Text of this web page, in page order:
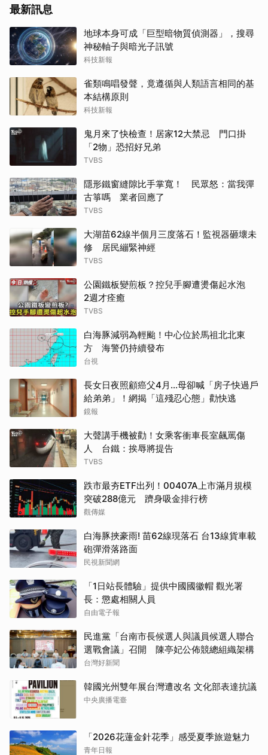
最新訊息
地球本身可成「巨型暗物質偵測器」，搜尋
神秘軸子與暗光子訊號
科技新報
雀類鳴唱發聲，竟遵循與人類語言相同的基
本結構原則
科技新報
鬼月來了快檢查！居家12大禁忌 門口掛
「2物」恐招好兄弟
TVBS
隱形鐵窗縫隙比手掌寬！ 民眾怒：當我彈
古箏嗎 業者回應了
TVBS
大湖苗62線半個月三度落石！監視器砸壞未
修 居民繃緊神經
TVBS
公園鐵板變煎板？控兒手腳遭燙傷起水泡
2週才痊癒
TVBS
白海豚減弱為輕颱！中心位於馬祖北北東
方 海警仍持續發布
台視
長女日夜照顧癌父4月…母卻喊「房子快過戶
給弟弟」！網揭「這殘忍心態」勸快逃
鏡報
大聲講手機被勸！女乘客衝車長室飆罵傷
人 台鐵：挨辱將提告
TVBS
跌市最夯ETF出列！00407A上市滿月規模
突破288億元 躋身吸金排行榜
觀傳媒
白海豚挾豪雨! 苗62線現落石 台13線貨車載
砲彈滑落路面
民視新聞網
「1日站長體驗」提供中國國徽帽 觀光署
長：懲處相關人員
自由電子報
民進黨「台南市長候選人與議員候選人聯合
選戰會議」召開 陳亭妃公佈競總組織架構
台灣好新聞
韓國光州雙年展台灣遭改名 文化部表達抗議
中央廣播電臺
「2026花蓮金針花季」感受夏季旅遊魅力
青年日報